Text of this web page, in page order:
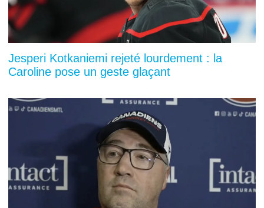
Jesperi Kotkaniemi rejeté lourdement : la
Caroline pose un geste glaçant